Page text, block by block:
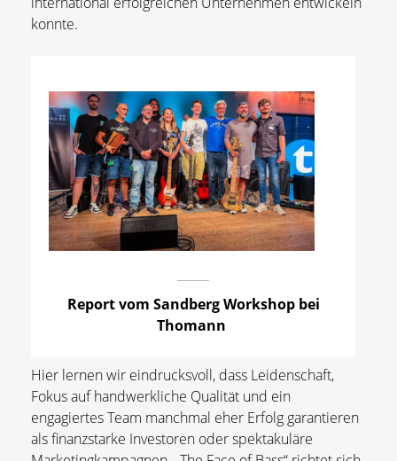
konnte.
Report vom Sandberg Workshop bei
Thomann
Hier lernen wir eindrucksvoll, dass Leidenschaft,
Fokus auf handwerkliche Qualität und ein
engagiertes Team manchmal eher Erfolg garantieren
als finanzstarke Investoren oder spektakuläre